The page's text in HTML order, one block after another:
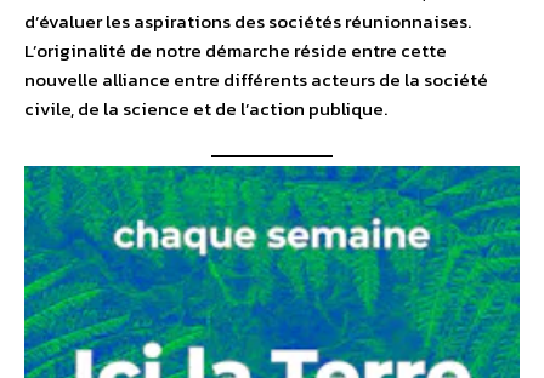
d’évaluer les aspirations des sociétés réunionnaises.
L’originalité de notre démarche réside entre cette
nouvelle alliance entre différents acteurs de la société
civile, de la science et de l’action publique.